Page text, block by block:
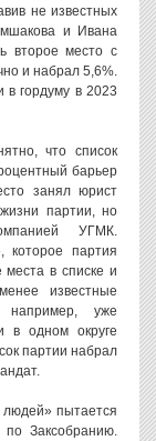
не известных
и Ивана
второе место с
и набрал 5,6%.
гордуму в 2023
что список
барьер
занял юрист
партии, но
УГМК.
партия
места в списке и
известные
например, уже
в одном округе
партии набрал
людей» пытается
по Заксобранию.